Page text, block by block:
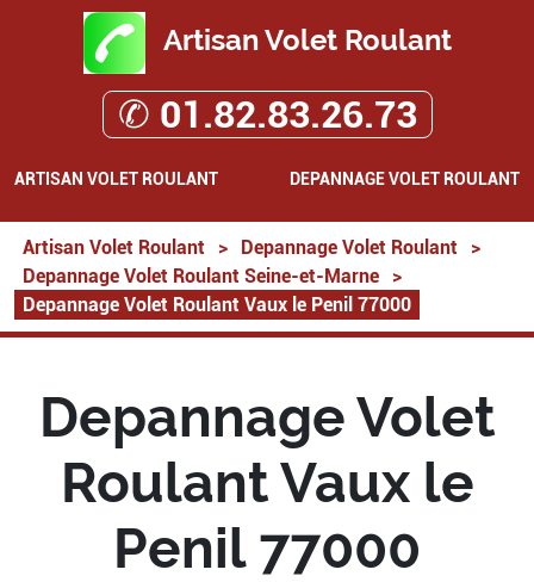
Artisan Volet Roulant
✆ 01.82.83.26.73
ARTISAN VOLET ROULANT DEPANNAGE VOLET ROULANT
Artisan Volet Roulant > Depannage Volet Roulant
>
Depannage Volet Roulant Seine-et-Marne
>
Depannage Volet Roulant Vaux le Penil 77000
Depannage Volet
Roulant Vaux le
Penil 77000